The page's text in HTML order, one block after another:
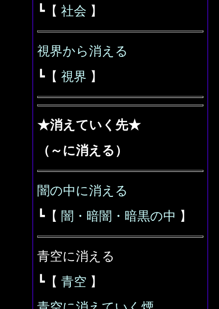
┗【 社会 】
視界から消える
┗【 視界 】
★消えていく先★
（～に消える）
闇の中に消える
┗【 闇・暗闇・暗黒の中 】
青空に消える
┗【 青空 】